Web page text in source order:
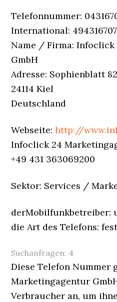
Telefonnummer:
International:
Name / Firma:
GmbH
Adresse: Sophienblatt
24114 Kiel
Deutschland
Webseite:http://
Infoclick 24
+49 431 363069200
Sektor: Services /
derMobilfunkbetreiber:
die Art des Telefons:
Suchanfragen: 4
Diese Telefon Nummer
Marketingagentur
Verbraucher an, um